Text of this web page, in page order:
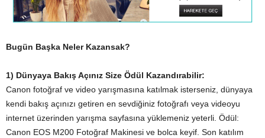
Bugün Başka Neler Kazansak?
1) Dünyaya Bakış Açınız Size Ödül Kazandırabilir:
Canon fotoğraf ve video yarışmasına katılmak isterseniz, dünyaya
kendi bakış açınızı getiren en sevdiğiniz fotoğrafı veya videoyu
internet üzerinden yarışma sayfasına yüklemeniz yeterli. Ödül:
Canon EOS M200 Fotoğraf Makinesi ve bolca keyif. Son katılım